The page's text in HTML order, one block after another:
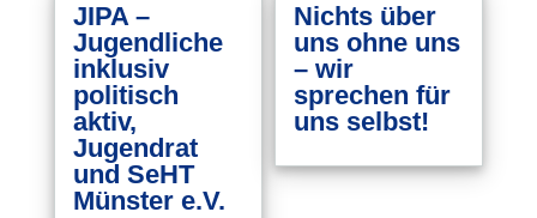
JIPA –
Jugendliche
inklusiv
politisch
aktiv,
Jugendrat
und SeHT
Münster e.V.
Nichts über
uns ohne uns
– wir
sprechen für
uns selbst!